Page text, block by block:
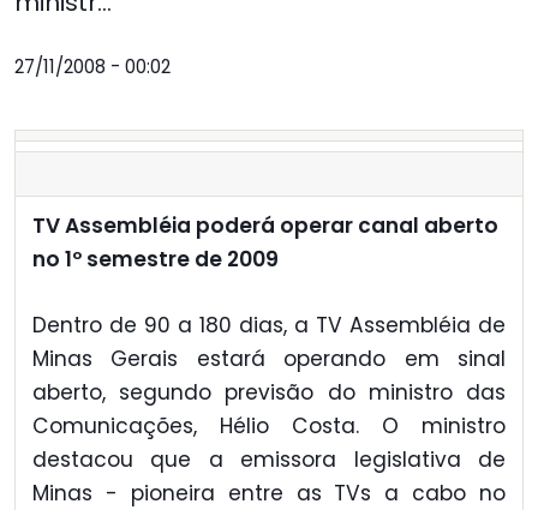
27/11/2008 - 00:02
TV Assembléia poderá operar canal aberto
no 1º semestre de 2009
Dentro de 90 a 180 dias, a TV Assembléia de
Minas Gerais estará operando em sinal
aberto, segundo previsão do ministro das
Comunicações, Hélio Costa. O ministro
destacou que a emissora legislativa de
Minas - pioneira entre as TVs a cabo no